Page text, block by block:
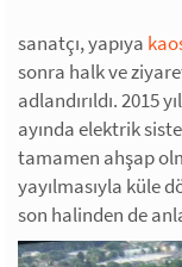
sanatçı, yapıya
sonra halk ve
adlandırıldı. 2015
ayında elektrik
tamamen ahşap
yayılmasıyla küle
son halinden de